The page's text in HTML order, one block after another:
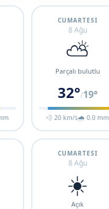
CUMARTESI
8 Ağu
⛅
Parçalı bulutlu
32°/19°
💨 20 km/s🌧 0.0 mm
CUMARTESI
8 Ağu
☀️
Açık